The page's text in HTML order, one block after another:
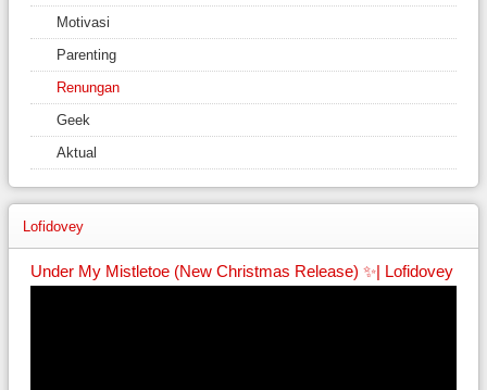
Motivasi
Parenting
Renungan
Geek
Aktual
Lofidovey
Under My Mistletoe (New Christmas Release) ✨| Lofidovey